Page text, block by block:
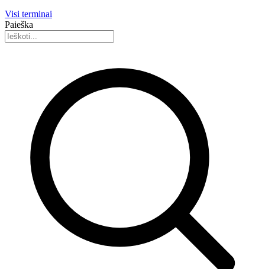
Visi terminai
Paieška